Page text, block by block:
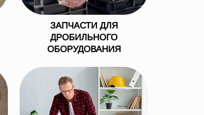
ЗАПЧАСТИ ДЛЯ
ДРОБИЛЬНОГО
ОБОРУДОВАНИЯ